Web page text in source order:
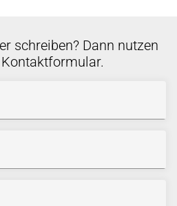
schreiben? Dann nutzen